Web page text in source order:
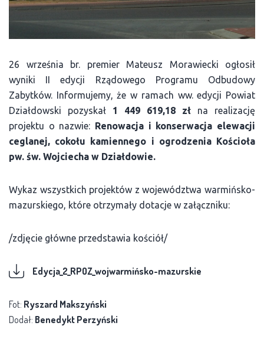
26 września br. premier Mateusz Morawiecki ogłosił
wyniki II edycji Rządowego Programu Odbudowy
Zabytków. Informujemy, że w ramach ww. edycji Powiat
Działdowski pozyskał 1 449 619,18 zł na realizację
projektu o nazwie: Renowacja i konserwacja elewacji
ceglanej, cokołu kamiennego i ogrodzenia Kościoła
pw. św. Wojciecha w Działdowie.
Wykaz wszystkich projektów z województwa warmińsko-
mazurskiego, które otrzymały dotacje w załączniku:
/zdjęcie główne przedstawia kościół/
Edycja_2_RPOZ_wojwarmińsko-mazurskie
Fot: Ryszard Makszyński
Dodał: Benedykt Perzyński